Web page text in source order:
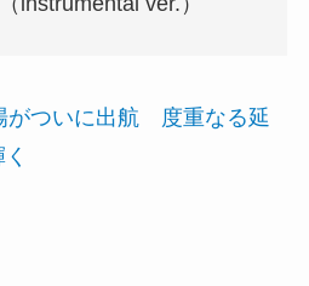
がついに出航 度重なる延